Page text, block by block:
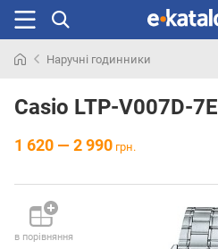
раніше
Наручні годинники
Casio LTP-V007D-7E
1 620 — 2 990 грн.
в порівняння